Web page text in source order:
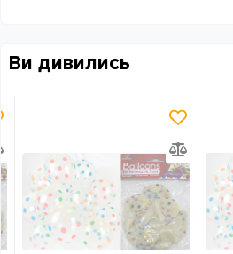
Ви дивились